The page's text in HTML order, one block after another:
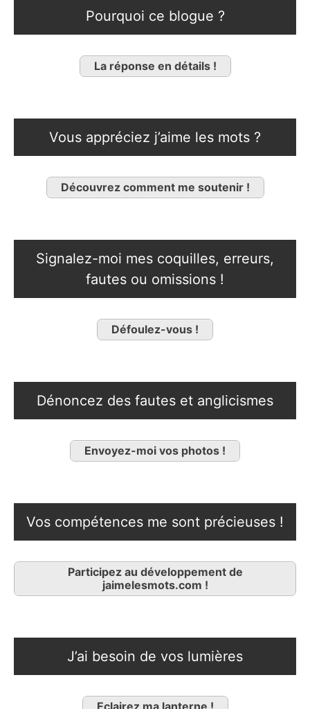
Pourquoi ce blogue ?
La réponse en détails !
Vous appréciez j’aime les mots ?
Découvrez comment me soutenir !
Signalez-moi mes coquilles, erreurs,
fautes ou omissions !
Défoulez-vous !
Dénoncez des fautes et anglicismes
Envoyez-moi vos photos !
Vos compétences me sont précieuses !
Participez au développement de
jaimelesmots.com !
J’ai besoin de vos lumières